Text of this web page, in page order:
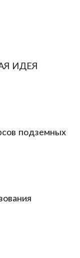
ИДЕЯ
подземных